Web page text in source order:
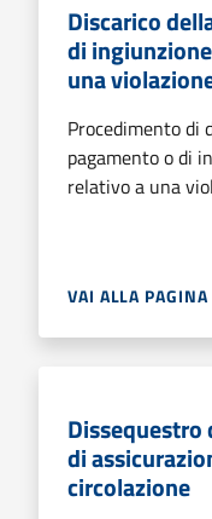
Discarico
di
una
Procedimento di
pagamento o di
relativo a una
VAI ALLA PAGINA
di
circolazione